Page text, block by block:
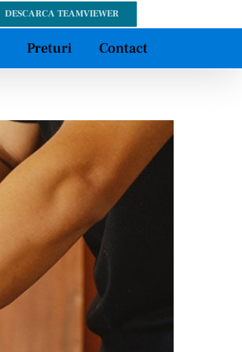
DESCARCA TEAMVIEWER
Preturi Contact